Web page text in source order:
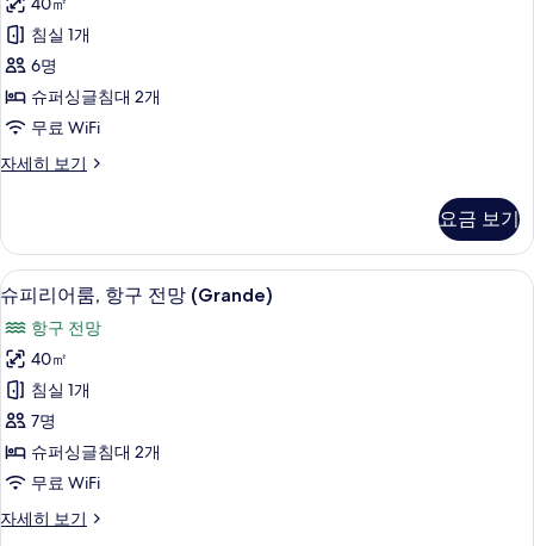
히
보
기
룸,
항
구
전
망
(High
사
진
모
두
보
기
침실 1개
6명
슈퍼싱글침대 2개
무료 WiFi
자세히 보기
디
항
구
전
망
(High
Floor
Grande)
자
세
히
보
기
요금 보기
슈
피
리
어
룸,
항
구
전
망
슈피리어룸, 항구 전망 (Grande) | 오
5
슈피리어룸, 항구 전망 (Grande)
항구 전망
40㎡
침실 1개
7명
슈퍼싱글침대 2개
무료 WiFi
자세히 보기
슈